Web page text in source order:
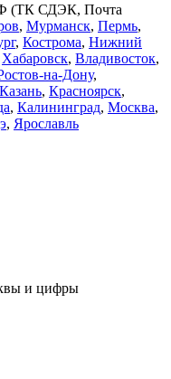
(ТК СДЭК, Почта
, Мурманск, Пермь,
, Кострома, Нижний
Хабаровск, Владивосток,
на-Дону,
Казань, Красноярск,
, Калининград, Москва,
, Ярославль
и цифры